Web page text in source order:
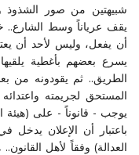
شبيهتين من صور الشذوذ
يقف عرياناً وسط الشارع..
أن يفعل، وليس لأحد أن
يسرع بعضهم بأغطية
الطريق.. ثم يقودونه من
المستحق لجريمته
يوجب - قانوناً - على (هيئة
باعتبار أن الإعلان يدخل
العدالة) وفقاً لأهل